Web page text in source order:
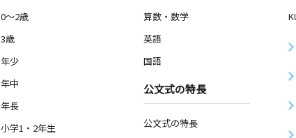
金
３階
0～2歳
3歳
年少
年中
年長
小学1・2年生
算数・数学
英語
国語
公文式の特長
公文式の特長